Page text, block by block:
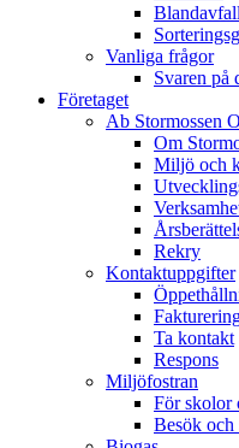
Blandavfall
Vanliga frågor
Svaren på
Företaget
Ab Stormossen
Om
Miljö och
Rekry
Kontaktuppgifter
Ta kontakt
Respons
Miljöfostran
För skolor
Besök